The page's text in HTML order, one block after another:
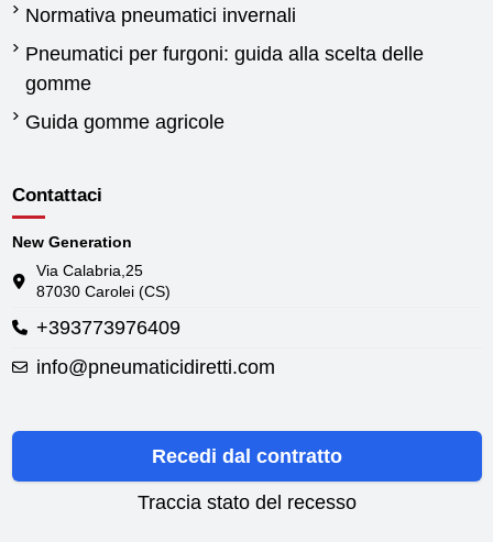
Normativa pneumatici invernali
Pneumatici per furgoni: guida alla scelta delle
gomme
Guida gomme agricole
Contattaci
New Generation
Via Calabria,25
87030 Carolei (CS)
+393773976409
info@pneumaticidiretti.com
Recedi dal contratto
Traccia stato del recesso